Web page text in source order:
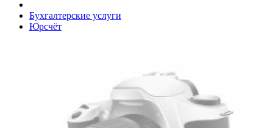
Бухгалтерские услуги
Юрсчёт